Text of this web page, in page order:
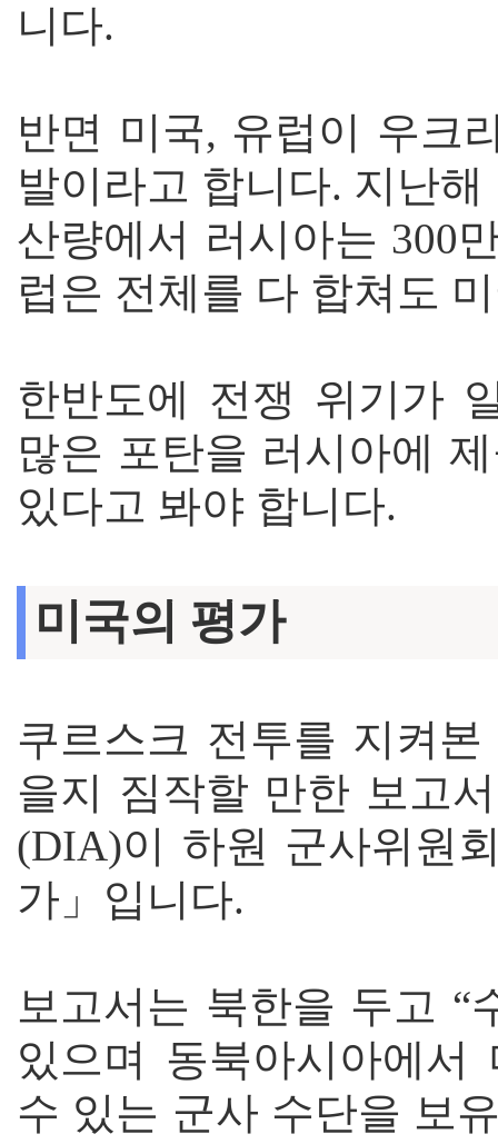
니다.
반면 미국, 유럽이 우크
발이라고 합니다. 지난
산량에서 러시아는 300
럽은 전체를 다 합쳐도
한반도에 전쟁 위기가
많은 포탄을 러시아에
있다고 봐야 합니다.
미국의 평가
쿠르스크 전투를 지켜
을지 짐작할 만한 보고
(DIA)이 하원 군사위원
가」입니다.
보고서는 북한을 두고 “
있으며 동북아시아에
수 있는 군사 수단을 보